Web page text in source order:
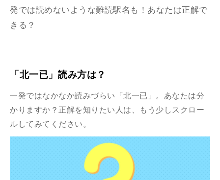
発では読めないような難読駅名も！あなたは正解で
きる？
「北一已」読み方は？
一発ではなかなか読みづらい「北一已」。あなたは分
かりますか？ 正解を知りたい人は、もう少しスクロー
ルしてみてください。